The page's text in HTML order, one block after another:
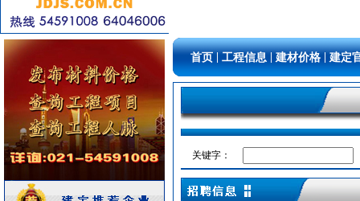
灯盘 [采购中]
装饰石材 [采购中]
给排水阀门
给排水系统 [采购中]
稳压泵 [采购中]
门窗玻璃 [采购中]
空调 [采购中]
消防稳压泵 [采购中]
铝扣版
防水防腐
首页 工程信息 建材价格 建定
关键字：